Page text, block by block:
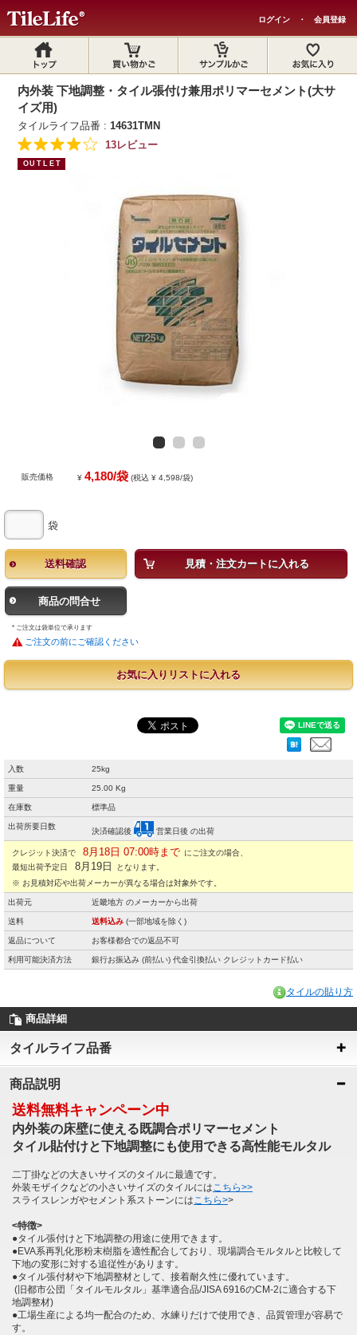
ログイン ・ 会員登録
内外装 下地調整・タイル張付け兼用ポリマーセメント(大サ
イズ用)
タイルライフ品番 :14631TMN
13レビュー
OUTLET
販売価格 ¥4,180/袋 (税込 ¥ 4,598/袋)
袋
送料確認 見積・注文カートに入れる
商品の問合せ
* ご注文は袋単位で承ります
ご注文の前にご確認ください
お気に入りリストに入れる
入数 25kg
重量 25.00 Kg
在庫数 標準品
出荷所要日数
決済確認後 営業日後 の出荷
クレジット決済で 8月18日 07:00時まで にご注文の場合、
最短出荷予定日
8月19日
となります。
※ お見積対応や出荷メーカーが異なる場合は対象外です。
出荷元 近畿地方 のメーカーから出荷
送料 送料込み (一部地域を除く)
返品について お客様都合での返品不可
利用可能決済方法 銀行お振込み (前払い) 代金引換払い クレジットカード払い
タイルの貼り方
商品詳細
タイルライフ品番
商品説明
送料無料キャンペーン中
内外装の床壁に使える既調合ポリマーセメント
タイル貼付けと下地調整にも使用できる高性能モルタル
二丁掛などの大きいサイズのタイルに最適です。
外装モザイクなどの小さいサイズのタイルにはこちら>>
スライスレンガやセメント系ストーンにはこちら>>
<特徴>
●タイル張付けと下地調整の用途に使用できます。
●EVA系再乳化形粉末樹脂を適性配合しており、現場調合モルタルと比較して
下地の変形に対する追従性があります。
●タイル張付材や下地調整材として、接着耐久性に優れています。
(旧都市公団「タイルモルタル」基準適合品/JISA 6916のCM-2に適合する下
地調整材)
●工場生産による均一配合のため、水練りだけで使用でき、品質管理が容易で
す。